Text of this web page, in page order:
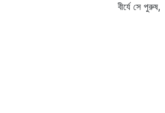
বীর্যে সে পুরুষ,